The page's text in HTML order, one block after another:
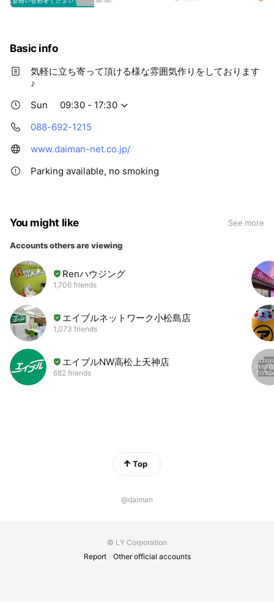
Basic info
気軽に立ち寄って頂ける様な雰囲気作りをしております
♪
Sun
09:30 - 17:30
088-692-1215
www.daiman-net.co.jp/
Parking available, no smoking
You might like See more
Accounts others are viewing
Renハウジング
1,706 friends
エイブルネットワーク小松島店
1,073 friends
エイブルNW高松上天神店
682 friends
Top
@daiman
© LY Corporation
Report
Other official accounts